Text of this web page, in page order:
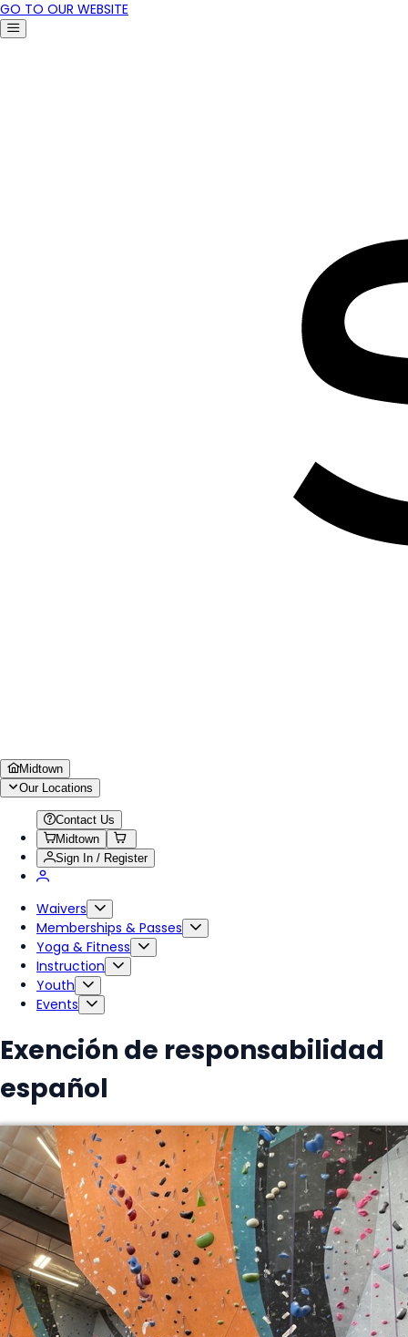
GO TO OUR WEBSITE
Midtown
Our Locations
Contact Us
Midtown
Sign In / Register
Waivers
Memberships & Passes
Yoga & Fitness
Instruction
Youth
Events
Exención de responsabilidad
español